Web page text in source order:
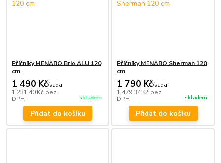
Příčníky MENABO Brio ALU 120
cm
1 490 Kč/sada
1 231,40 Kč bez
DPH
skladem
Přidat do košíku
Příčníky MENABO Sherman 120
cm
1 790 Kč/sada
1 479,34 Kč bez
DPH
skladem
Přidat do košíku